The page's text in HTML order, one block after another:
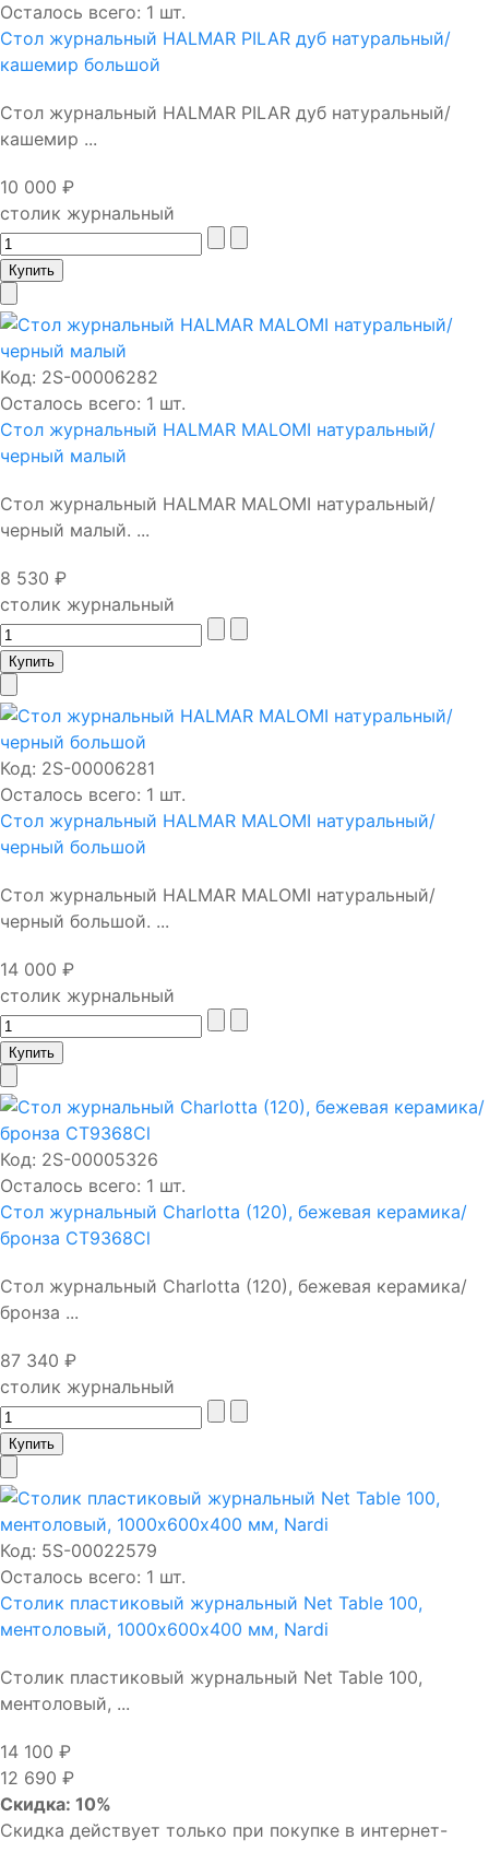
Осталось всего: 1 шт.
Стол журнальный HALMAR PILAR дуб натуральный/
кашемир большой
Стол журнальный HALMAR PILAR дуб натуральный/
кашемир ...
10 000 ₽
столик журнальный
Код: 2S-00006282
Осталось всего: 1 шт.
Стол журнальный HALMAR MALOMI натуральный/
черный малый
Стол журнальный HALMAR MALOMI натуральный/
черный малый. ...
8 530 ₽
столик журнальный
Код: 2S-00006281
Осталось всего: 1 шт.
Стол журнальный HALMAR MALOMI натуральный/
черный большой
Стол журнальный HALMAR MALOMI натуральный/
черный большой. ...
14 000 ₽
столик журнальный
Код: 2S-00005326
Осталось всего: 1 шт.
Стол журнальный Charlotta (120), бежевая керамика/
бронза CT9368Cl
Стол журнальный Charlotta (120), бежевая керамика/
бронза ...
87 340 ₽
столик журнальный
Код: 5S-00022579
Осталось всего: 1 шт.
Столик пластиковый журнальный Net Table 100,
ментоловый, 1000х600х400 мм, Nardi
Столик пластиковый журнальный Net Table 100,
ментоловый, ...
14 100 ₽
12 690 ₽
Скидка: 10%
Скидка действует только при покупке в интернет-